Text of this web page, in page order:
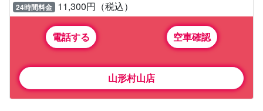
24時間料金 11,300円（税込）
電話する 空車確認
山形村山店